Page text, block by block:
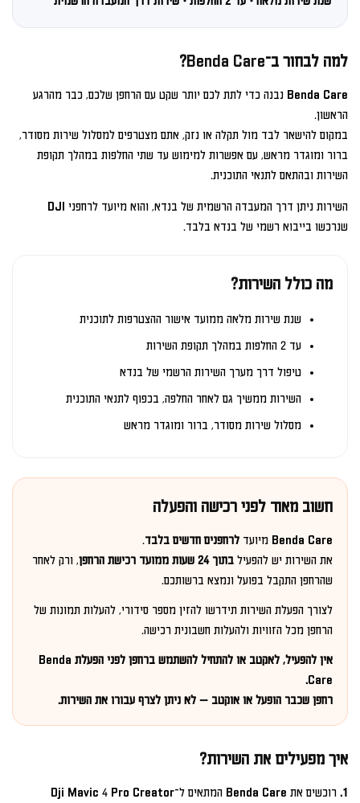
למה לבחור ב־Benda Care?
Benda Care נבנה כדי לתת לכם יותר שקט עם הרחפן שלכם, כבר מהרגע
הראשון.
במקום להישאר לבד מול תקלה או נזק, אתם מצטרפים למסלול שירות מסודר,
ברור ומוגדר מראש, עם אפשרות למימוש עד שתי החלפות במהלך תקופת
השירות ובהתאם לתנאי התוכנית.
השירות ניתן דרך המעבדה הרשמית של בנדא, והוא מיועד לרחפני DJI
שנרכשו בייבוא רשמי של בנדא בלבד.
מה כולל השירות?
שנת שירות מלאה ממועד אישור ההצטרפות לתוכנית
עד 2 החלפות במהלך תקופת השירות
טיפול דרך מערך השירות הרשמי של בנדא
השירות ממשיך גם לאחר החלפה, בכפוף לתנאי התוכנית
מסלול שירות מסודר, ברור ומוגדר מראש
חשוב מאוד לפני רכישה והפעלה
Benda Care מיועד לרחפנים חדשים בלבד.
את השירות יש להפעיל בתוך 24 שעות ממועד רכישת הרחפן
, ורק לאחר
שהרחפן התקבל בפועל ונמצא ברשותכם.
לצורך הפעלת השירות תידרשו להזין מספר סידורי, להעלות תמונות של
הרחפן מכל הזוויות ולהעלות חשבונית רכישה.
אין להפעיל, לאקטב או להתחיל להשתמש ברחפן לפני הפעלת Benda
Care.
רחפן שכבר הופעל או אוקטב — לא ניתן לצרף עבורו את השירות.
איך מפעילים את השירות?
1. רוכשים את Benda Care המתאים ל־Dji Mavic 4 Pro Creator